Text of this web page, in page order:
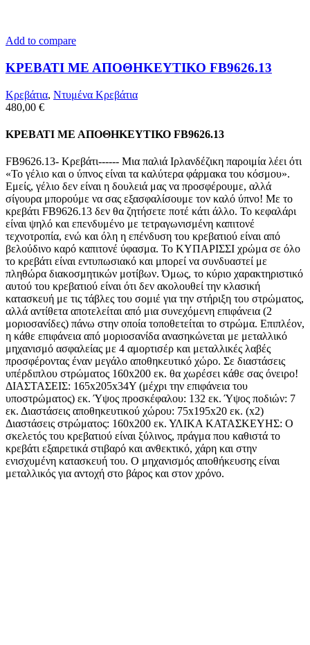
Add to compare
ΚΡΕΒΑΤΙ ΜΕ ΑΠΟΘΗΚΕΥΤΙΚΟ FB9626.13
Κρεβάτια, Ντυμένα Κρεβάτια
480,00 €
ΚΡΕΒΑΤΙ ΜΕ ΑΠΟΘΗΚΕΥΤΙΚΟ FB9626.13
FB9626.13- Κρεβάτι------ Μια παλιά Ιρλανδέζικη παροιμία λέει ότι
«Το γέλιο και ο ύπνος είναι τα καλύτερα φάρμακα του κόσμου».
Εμείς, γέλιο δεν είναι η δουλειά μας να προσφέρουμε, αλλά
σίγουρα μπορούμε να σας εξασφαλίσουμε τον καλό ύπνο! Με το
κρεβάτι FB9626.13 δεν θα ζητήσετε ποτέ κάτι άλλο. Το κεφαλάρι
είναι ψηλό και επενδυμένο με τετραγωνισμένη καπιτονέ
τεχνοτροπία, ενώ και όλη η επένδυση του κρεβατιού είναι από
βελούδινο καρό καπιτονέ ύφασμα. Το ΚΥΠΑΡΙΣΣΙ χρώμα σε όλο
το κρεβάτι είναι εντυπωσιακό και μπορεί να συνδυαστεί με
πληθώρα διακοσμητικών μοτίβων. Όμως, το κύριο χαρακτηριστικό
αυτού του κρεβατιού είναι ότι δεν ακολουθεί την κλασική
κατασκευή με τις τάβλες του σομιέ για την στήριξη του στρώματος,
αλλά αντίθετα αποτελείται από μια συνεχόμενη επιφάνεια (2
μοριοσανίδες) πάνω στην οποία τοποθετείται το στρώμα. Επιπλέον,
η κάθε επιφάνεια από μοριοσανίδα ανασηκώνεται με μεταλλικό
μηχανισμό ασφαλείας με 4 αμορτισέρ και μεταλλικές λαβές
προσφέροντας έναν μεγάλο αποθηκευτικό χώρο. Σε διαστάσεις
υπέρδιπλου στρώματος 160x200 εκ. θα χωρέσει κάθε σας όνειρο!
ΔΙΑΣΤΑΣΕΙΣ: 165x205x34Υ (μέχρι την επιφάνεια του
υποστρώματος) εκ. Ύψος προσκέφαλου: 132 εκ. Ύψος ποδιών: 7
εκ. Διαστάσεις αποθηκευτικού χώρου: 75x195x20 εκ. (x2)
Διαστάσεις στρώματος: 160x200 εκ. ΥΛΙΚΑ ΚΑΤΑΣΚΕΥΗΣ: Ο
σκελετός του κρεβατιού είναι ξύλινος, πράγμα που καθιστά το
κρεβάτι εξαιρετικά στιβαρό και ανθεκτικό, χάρη και στην
ενισχυμένη κατασκευή του. Ο μηχανισμός αποθήκευσης είναι
μεταλλικός για αντοχή στο βάρος και στον χρόνο.